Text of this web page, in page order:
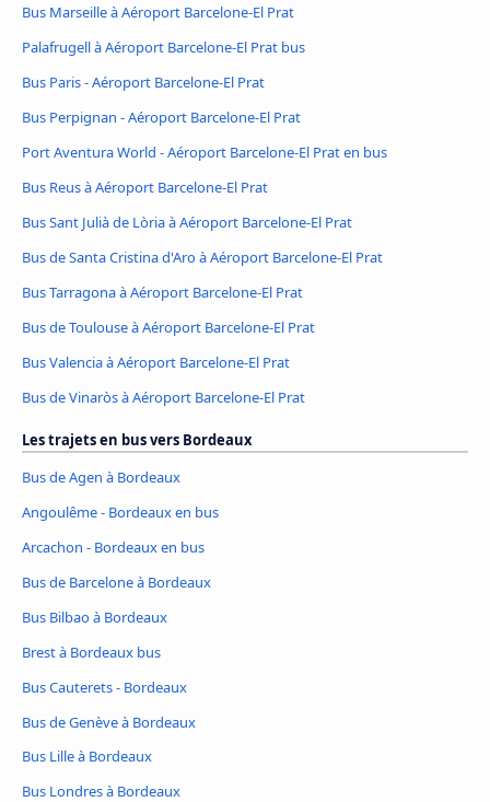
Bus Marseille à Aéroport Barcelone-El Prat
Palafrugell à Aéroport Barcelone-El Prat bus
Bus Paris - Aéroport Barcelone-El Prat
Bus Perpignan - Aéroport Barcelone-El Prat
Port Aventura World - Aéroport Barcelone-El Prat en bus
Bus Reus à Aéroport Barcelone-El Prat
Bus Sant Julià de Lòria à Aéroport Barcelone-El Prat
Bus de Santa Cristina d'Aro à Aéroport Barcelone-El Prat
Bus Tarragona à Aéroport Barcelone-El Prat
Bus de Toulouse à Aéroport Barcelone-El Prat
Bus Valencia à Aéroport Barcelone-El Prat
Bus de Vinaròs à Aéroport Barcelone-El Prat
Les trajets en bus vers Bordeaux
Bus de Agen à Bordeaux
Angoulême - Bordeaux en bus
Arcachon - Bordeaux en bus
Bus de Barcelone à Bordeaux
Bus Bilbao à Bordeaux
Brest à Bordeaux bus
Bus Cauterets - Bordeaux
Bus de Genève à Bordeaux
Bus Lille à Bordeaux
Bus Londres à Bordeaux